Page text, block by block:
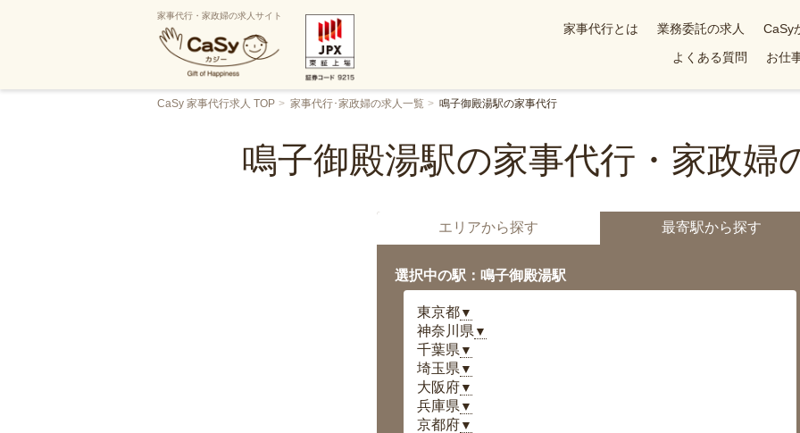
家事代行・家政婦の求人サイト
家事代行とは 業務委託の求人 CaSy
よくある質問
お仕
CaSy 家事代行求人 TOP 家事代行･家政婦の求人一覧 鳴子御殿湯駅の家事代行
鳴子御殿湯駅の家事代行・家政婦
エリアから探す 最寄駅から探す
選択中の駅：鳴子御殿湯駅
東京都▼
神奈川県 ▼
千葉県 ▼
埼玉県 ▼
大阪府▼
兵庫県 ▼
京都府▼